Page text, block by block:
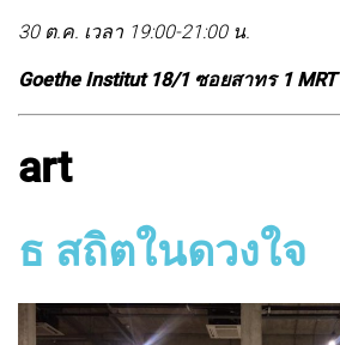
30 ต.ค. เวลา 19:00-21:00 น.
Goethe Institut 18/1 ซอยสาทร 1
art
ธ สถิตในดวงใจ